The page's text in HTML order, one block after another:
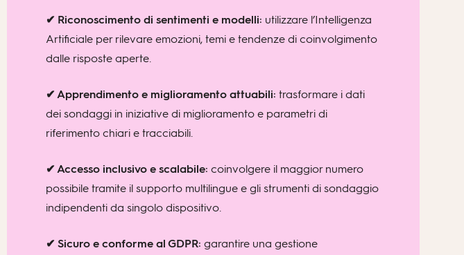
✔ Riconoscimento di sentimenti e modelli: utilizzare l’Intelligenza
Artificiale per rilevare emozioni, temi e tendenze di coinvolgimento
dalle risposte aperte.
✔ Apprendimento e miglioramento attuabili: trasformare i dati
dei sondaggi in iniziative di miglioramento e parametri di
riferimento chiari e tracciabili.
✔ Accesso inclusivo e scalabile: coinvolgere il maggior numero
possibile tramite il supporto multilingue e gli strumenti di sondaggio
indipendenti da singolo dispositivo.
✔ Sicuro e conforme al GDPR: garantire una gestione